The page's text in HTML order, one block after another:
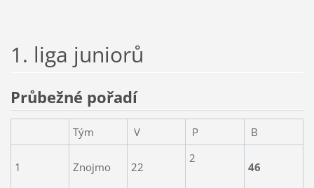
1. liga juniorů
Průbežné pořadí
Tým V P B
1 Znojmo 22
2
46